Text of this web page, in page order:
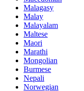
Malagasy
Malay
Malayalam
Maltese
Maori
Marathi
Mongolian
Burmese
Nepali
Norwegian